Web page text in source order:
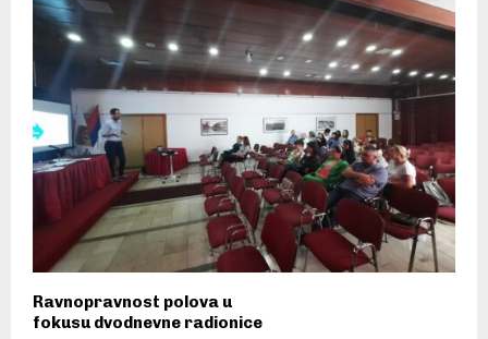
Ravnopravnost polova u
fokusu dvodnevne radionice